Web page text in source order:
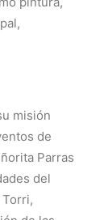
misión
de
Parras
del